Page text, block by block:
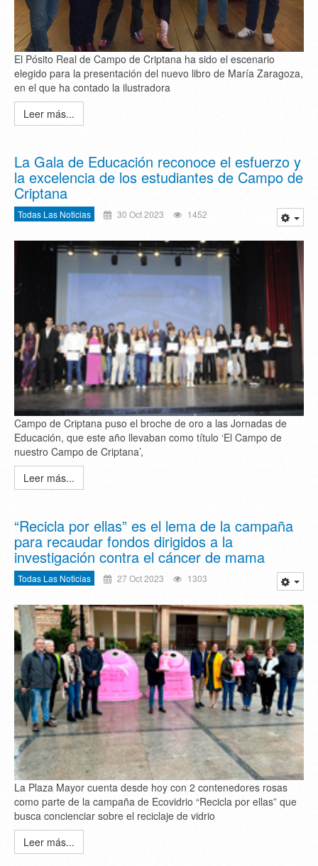
El Pósito Real de Campo de Criptana ha sido el escenario
elegido para la presentación del nuevo libro de María Zaragoza,
en el que ha contado la ilustradora
Leer más...
La Gala de Educación reconoce el esfuerzo y
la excelencia de los estudiantes de Campo de
Criptana
Todas Las Noticias 30 Oct 2023 1452
Campo de Criptana puso el broche de oro a las Jornadas de
Educación, que este año llevaban como título ‘El Campo de
nuestro Campo de Criptana’,
Leer más...
“Recicla por ellas” es el lema de la campaña
para recaudar fondos dirigidos a la
investigación contra el cáncer de mama
Todas Las Noticias 27 Oct 2023 1303
La Plaza Mayor cuenta desde hoy con 2 contenedores rosas
como parte de la campaña de Ecovidrio “Recicla por ellas” que
busca concienciar sobre el reciclaje de vidrio
Leer más...